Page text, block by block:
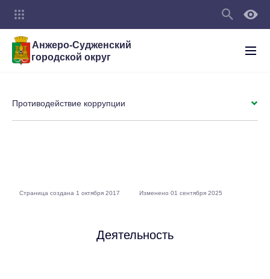
Анжеро-Судженский
городской округ
Деятельность
Противодействие коррупции
Страница создана 1 октября 2017 Изменено 01 сентября 2025